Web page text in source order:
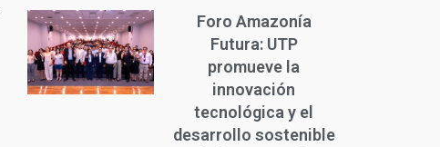
Foro Amazonía
Futura: UTP
promueve la
innovación
tecnológica y el
desarrollo sostenible